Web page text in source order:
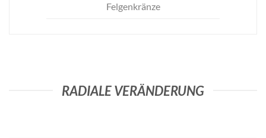
Felgenkränze
RADIALE VERÄNDERUNG